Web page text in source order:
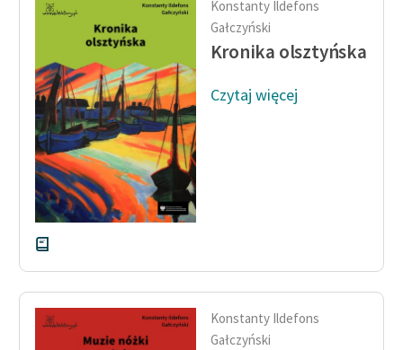
Ręce pełne poezji
Kolekcje edukacyjne
twórców przechodzących
do domeny publicznej,
lektur szkolnych oraz
Starego Testamentu
Odkurzamy bohaterów
Szkoła Poezji Wolnych
Lektur
O nas
Kontakt
O projekcie
Konstanty Ildefons
Gałczyński
Kronika olsztyńska
Czytaj więcej
Konstanty Ildefons
Gałczyński